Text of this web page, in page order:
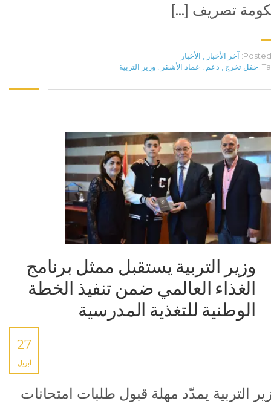
تصريف […]
Posted آخر الأخبار
الأخبار
حفل تخرج دعم عماد الأشقر وزير التربية
وزير التربية يستقبل ممثل برنامج
الغذاء العالمي ضمن تنفيذ الخطة
الوطنية للتغذية المدرسية
27
أبريل
التربية يمدّد مهلة قبول طلبات امتحانات